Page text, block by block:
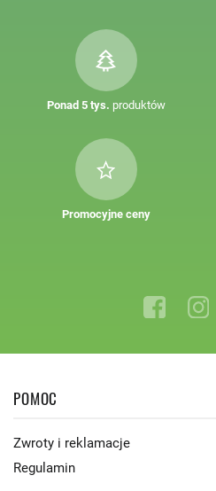
Ponad 5 tys. produktów
Promocyjne ceny
POMOC
Zwroty i reklamacje
Regulamin